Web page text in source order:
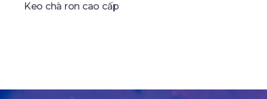
Keo chà ron cao cấp